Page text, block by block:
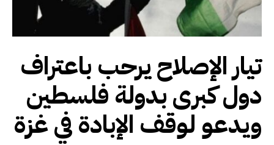
تيار الإصلاح يرحب باعتراف
دول كبرى بدولة فلسطين
ويدعو لوقف الإبادة في غزة